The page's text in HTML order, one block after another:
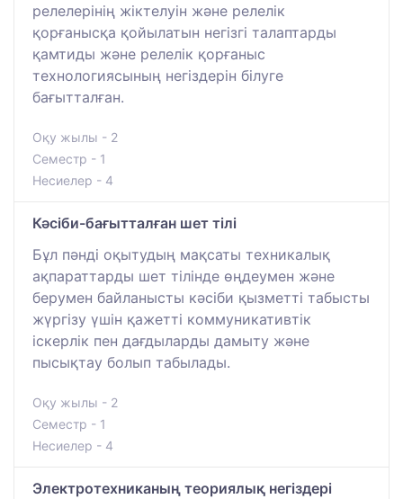
релелерінің жіктелуін және релелік
қорғанысқа қойылатын негізгі талаптарды
қамтиды және релелік қорғаныс
технологиясының негіздерін білуге ​​
бағытталған.
Оқу жылы - 2
Семестр - 1
Несиелер - 4
Кәсіби-бағытталған шет тілі
Бұл пәнді оқытудың мақсаты техникалық
ақпараттарды шет тілінде өңдеумен және
берумен байланысты кәсіби қызметті табысты
жүргізу үшін қажетті коммуникативтік
іскерлік пен дағдыларды дамыту және
пысықтау болып табылады.
Оқу жылы - 2
Семестр - 1
Несиелер - 4
Электротехниканың теориялық негіздері